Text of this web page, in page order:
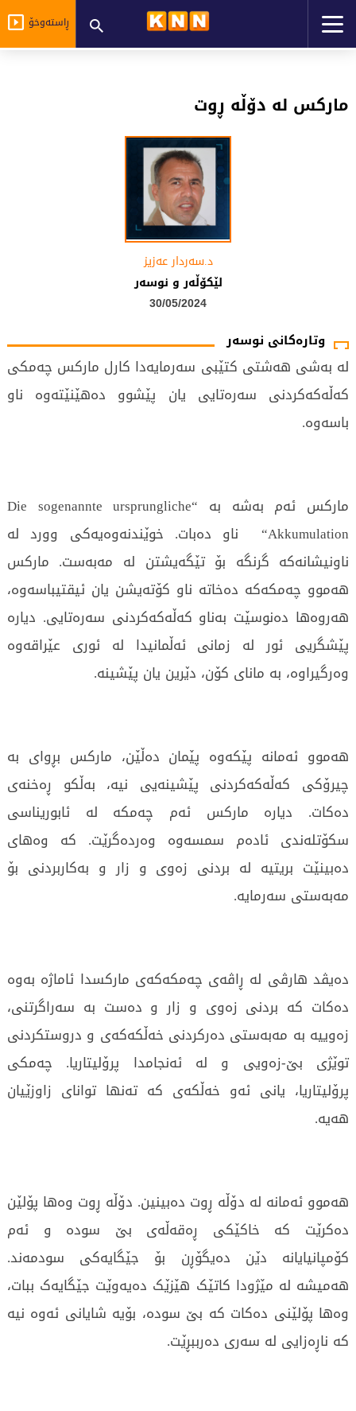
ڕاستەوخۆ
مارکس لە دۆڵە ڕوت
د.سه‌ردار عه‌زیز
لێكۆڵه‌ر و نوسه‌ر
30/05/2024
وتارەکانی نوسەر
لە بەشی هەشتی کتێبی سەرمایەدا کارل مارکس چەمکی
کەڵەکەکردنی سەرەتایی یان پێشوو دەهێنێتەوە ناو
باسەوە.
مارکس ئەم بەشە بە “Die sogenannte ursprungliche
Akkumulation“ ناو دەبات. خوێندنەوەیەکی وورد لە
ناونیشانەکە گرنگە بۆ تێگەیشتن لە مەبەست. مارکس
هەموو چەمکەکە دەخاتە ناو کۆتەیشن یان ئیقتیباسەوە،
هەروەها دەنوسێت بەناو کەڵەکەکردنی سەرەتایی. دیارە
پێشگریی ئور لە زمانی ئەڵمانیدا لە ئوری عێراقەوە
وەرگیراوە، بە مانای کۆن، دێرین یان پێشینە.
هەموو ئەمانە پێکەوە پێمان دەڵێن، مارکس بڕوای بە
چیرۆکی کەڵەکەکردنی پێشینەیی نیە، بەڵکو ڕەخنەی
دەکات. دیارە مارکس ئەم چەمکە لە ئابوریناسی
سکۆتلەندی ئادەم سمسەوە وەردەگرێت. کە وەهای
دەبینێت بریتیە لە بردنی زەوی و زار و بەکاربردنی بۆ
مەبەستی سەرمایە.
دەیڤد هارڤی لە ڕاڤەی چەمکەکەی مارکسدا ئاماژە بەوە
دەکات کە بردنی زەوی و زار و دەست بە سەراگرتنی،
زەوییە بە مەبەستی دەرکردنی خەڵکەکەی و دروستکردنی
توێژی بێ-زەویی و لە ئەنجامدا پرۆلیتاریا. چەمکی
پرۆلیتاریا، یانی ئەو خەڵکەی کە تەنها توانای زاوزێیان
هەیە.
هەموو ئەمانە لە دۆڵە ڕوت دەبینین. دۆڵە ڕوت وەها پۆلێن
دەکرێت کە خاکێکی ڕەقەڵەی بێ سودە و ئەم
کۆمپانیایانە دێن دەیگۆڕن بۆ جێگایەکی سودمەند.
هەمیشە لە مێژودا کاتێک هێزێک دەیەوێت جێگایەک ببات،
وەها پۆلێنی دەکات کە بێ سودە، بۆیە شایانی ئەوە نیە
کە ناڕەزایی لە سەری دەرببڕێت.